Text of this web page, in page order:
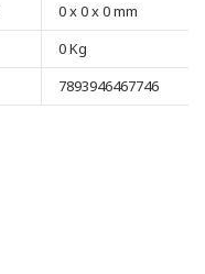
0 x 0 x 0 mm
0 Kg
7893946467746